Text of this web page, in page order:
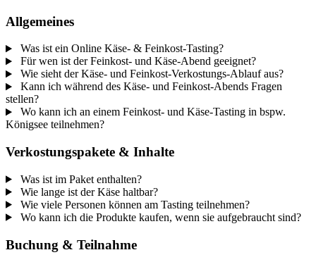
Allgemeines
Was ist ein Online Käse- & Feinkost-Tasting?
Für wen ist der Feinkost- und Käse-Abend geeignet?
Wie sieht der Käse- und Feinkost-Verkostungs-Ablauf aus?
Kann ich während des Käse- und Feinkost-Abends Fragen
stellen?
Wo kann ich an einem Feinkost- und Käse-Tasting in bspw.
Königsee teilnehmen?
Verkostungspakete & Inhalte
Was ist im Paket enthalten?
Wie lange ist der Käse haltbar?
Wie viele Personen können am Tasting teilnehmen?
Wo kann ich die Produkte kaufen, wenn sie aufgebraucht sind?
Buchung & Teilnahme